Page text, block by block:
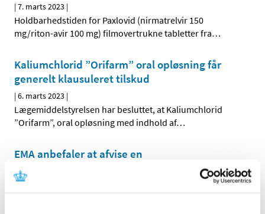
|7. marts 2023 |
Holdbarhedstiden for Paxlovid (nirmatrelvir 150
mg/riton-avir 100 mg) filmovertrukne tabletter fra…
Kaliumchlorid ”Orifarm” oral opløsning får
generelt klausuleret tilskud
|6. marts 2023 |
Lægemiddelstyrelsen har besluttet, at Kaliumchlorid
”Orifarm”, oral opløsning med indhold af…
EMA anbefaler at afvise en
markedsføringstilladelse til covid-lægemidlet
Lagevrio